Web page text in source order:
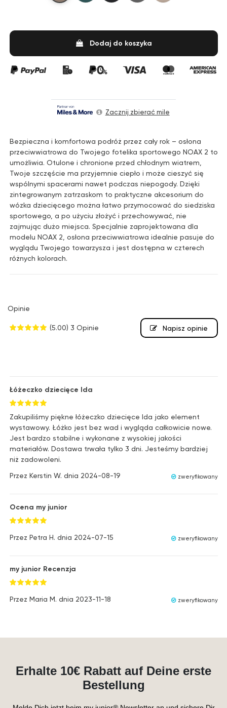
Dodaj do koszyka
Zacznij zbierać mile
Bezpieczna i komfortowa podróż przez cały rok – osłona
przeciwwiatrowa do Twojego fotelika sportowego NOAX 2 to
umożliwia. Otulone i chronione przed chłodnym wiatrem,
Twoje szczęście ma przyjemnie ciepło i może cieszyć się
wspólnymi spacerami nawet podczas niepogody. Dzięki
zintegrowanym zatrzaskom to praktyczne akcesorium do
wózka dziecięcego można łatwo przymocować do siedziska
sportowego, a po użyciu złożyć i przechowywać, nie
zajmując dużo miejsca. Specjalnie zaprojektowana dla
modelu NOAX 2, osłona przeciwwiatrowa idealnie pasuje do
wyglądu Twojego towarzysza i jest dostępna w czterech
różnych kolorach.
Opinie
(5.00) 3 Opinie Napisz opinie
Łóżeczko dziecięce Ida
Zakupiliśmy piękne łóżeczko dziecięce Ida jako element
wystawowy. Łóżko jest bez wad i wygląda całkowicie nowe.
Jest bardzo stabilne i wykonane z wysokiej jakości
materiałów. Dostawa trwała tylko 3 dni. Jesteśmy bardziej
niż zadowoleni.
Przez Kerstin W. dnia 2024-08-19 zweryfikowany
Ocena my junior
Przez Petra H. dnia 2024-07-15 zweryfikowany
my junior Recenzja
Przez Maria M. dnia 2023-11-18 zweryfikowany
Erhalte 10€ Rabatt auf Deine erste
Bestellung